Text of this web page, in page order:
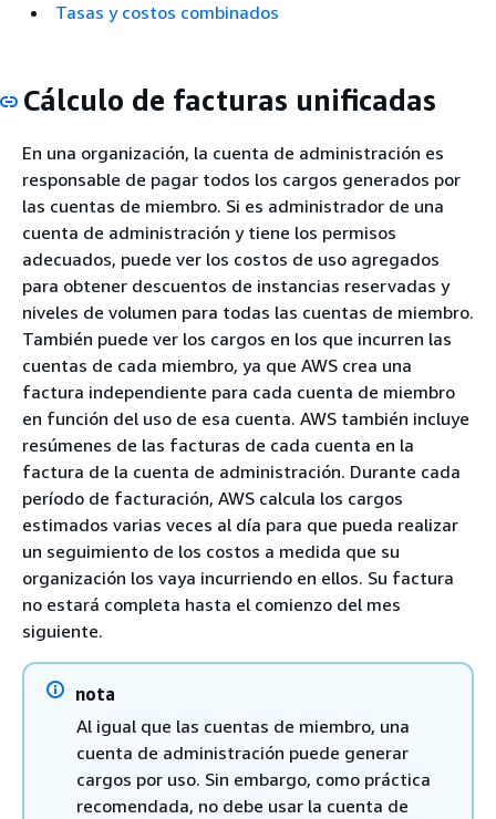
Tasas y costos combinados
Cálculo de facturas unificadas
En una organización, la cuenta de administración es
responsable de pagar todos los cargos generados por
las cuentas de miembro. Si es administrador de una
cuenta de administración y tiene los permisos
adecuados, puede ver los costos de uso agregados
para obtener descuentos de instancias reservadas y
niveles de volumen para todas las cuentas de miembro.
También puede ver los cargos en los que incurren las
cuentas de cada miembro, ya que AWS crea una
factura independiente para cada cuenta de miembro
en función del uso de esa cuenta. AWS también incluye
resúmenes de las facturas de cada cuenta en la
factura de la cuenta de administración. Durante cada
período de facturación, AWS calcula los cargos
estimados varias veces al día para que pueda realizar
un seguimiento de los costos a medida que su
organización los vaya incurriendo en ellos. Su factura
no estará completa hasta el comienzo del mes
siguiente.
nota
Al igual que las cuentas de miembro, una
cuenta de administración puede generar
cargos por uso. Sin embargo, como práctica
recomendada, no debe usar la cuenta de